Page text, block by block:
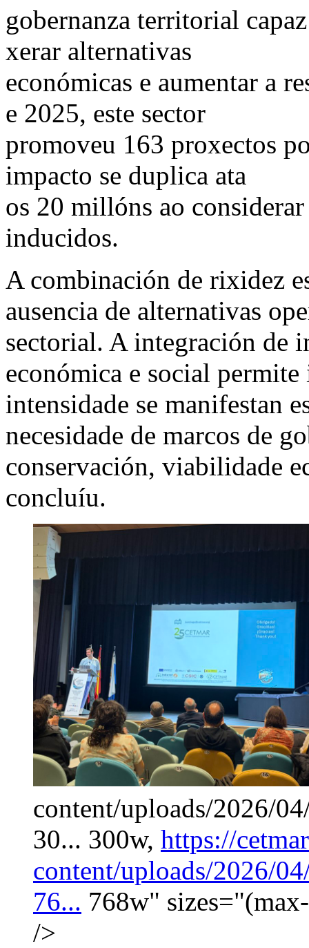
gobernanza territorial
xerar alternativas
económicas e aumentar a
e 2025, este sector
promoveu 163 proxectos
impacto se duplica ata
os 20 millóns ao
inducidos.
A combinación de rixidez
ausencia de alternativas
sectorial. A integración de
económica e social
intensidade se manifestan
necesidade de marcos de
conservación, viabilidade
concluíu.
content/uploads/2026/
30... 300w, https://
content/uploads/2026/
76... 768w"
/>